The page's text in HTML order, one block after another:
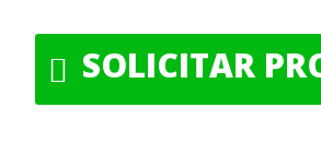
SOLICITAR